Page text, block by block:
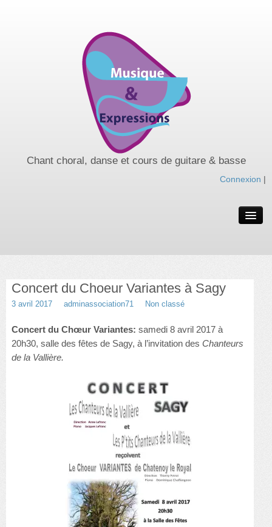
Chant choral, danse et cours de guitare & basse
Connexion |
Nos cours
Danse
Choeur Variantes
Guitare et basse
Photos
Concert du Choeur Variantes à Sagy
3 avril 2017 adminassociation71 Non classé
Concert du Chœur Variantes: samedi 8 avril 2017 à
20h30, salle des fêtes de Sagy, à l’invitation des Chanteurs
de la Vallière.